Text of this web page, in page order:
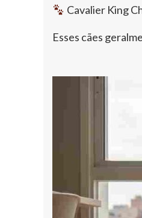
Cavalier King
Esses cães